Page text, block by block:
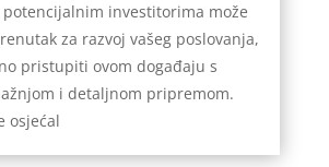
potencijalnim investitorima može
za razvoj vašeg poslovanja,
pristupiti ovom događaju s
i detaljnom pripremom.
osjećal